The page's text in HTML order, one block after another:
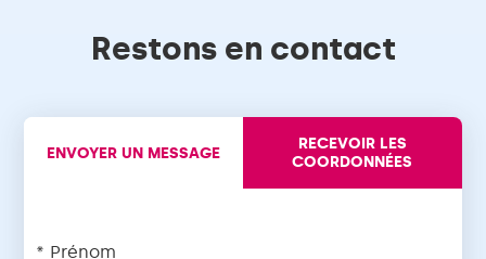
Restons en contact
ENVOYER UN MESSAGE
RECEVOIR LES
COORDONNÉES
Prénom